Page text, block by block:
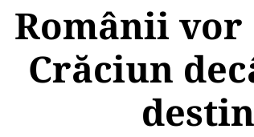
Românii
Crăciun